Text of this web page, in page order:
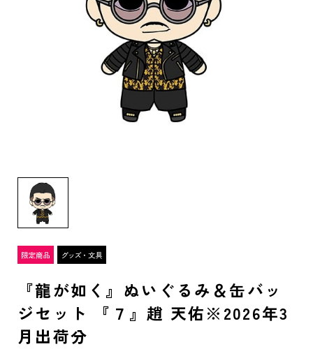
『龍が如く』ぬいぐるみ＆缶バッ
ジセット 『７』趙 天佑※2026年3
月出荷分